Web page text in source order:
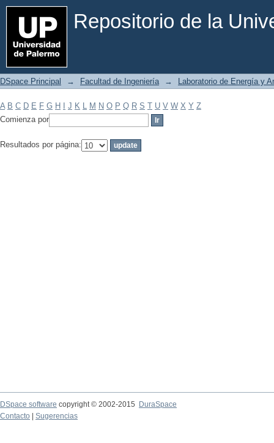
Repositorio de la
Filtrar por: Materia
DSpace Principal → Facultad de Ingeniería → Laboratorio de Energía y
A B C D E F G H J K L M N O P Q R S T U V W X Y Z
Comienza por
Resultados por página:
DSpace software copyright © 2002-2015
DuraSpace
Contacto
Sugerencias